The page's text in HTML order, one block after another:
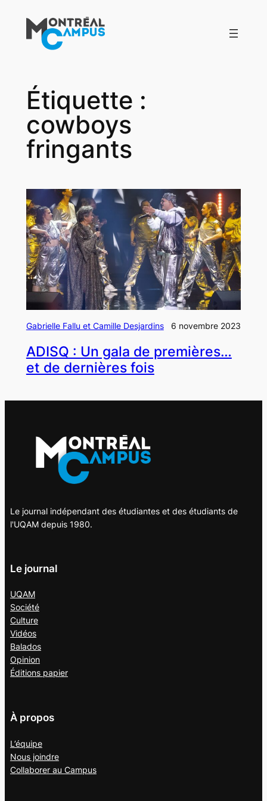
contenu
Étiquette :
cowboys
fringants
Gabrielle Fallu et Camille Desjardins 6 novembre 2023
ADISQ : Un gala de premières…
et de dernières fois
Le journal indépendant des étudiantes et des étudiants de
l'UQAM depuis 1980.
Le journal
UQAM
Société
Culture
Vidéos
Balados
Opinion
Éditions papier
À propos
L’équipe
Nous joindre
Collaborer au Campus